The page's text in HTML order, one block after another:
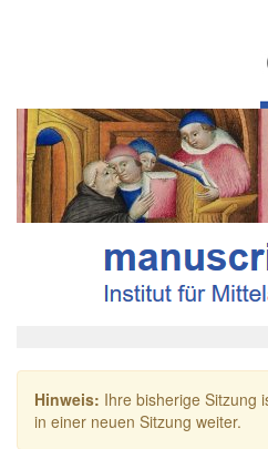
Hinweis: Ihre bisherige Sitzung
in einer neuen Sitzung weiter.